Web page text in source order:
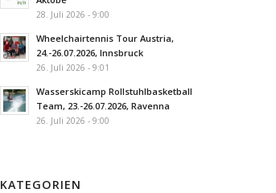
28. Juli 2026 - 9:00
Wheelchairtennis Tour Austria,
24.-26.07.2026, Innsbruck
26. Juli 2026 - 9:01
Wasserskicamp Rollstuhlbasketball
Team, 23.-26.07.2026, Ravenna
26. Juli 2026 - 9:00
KATEGORIEN